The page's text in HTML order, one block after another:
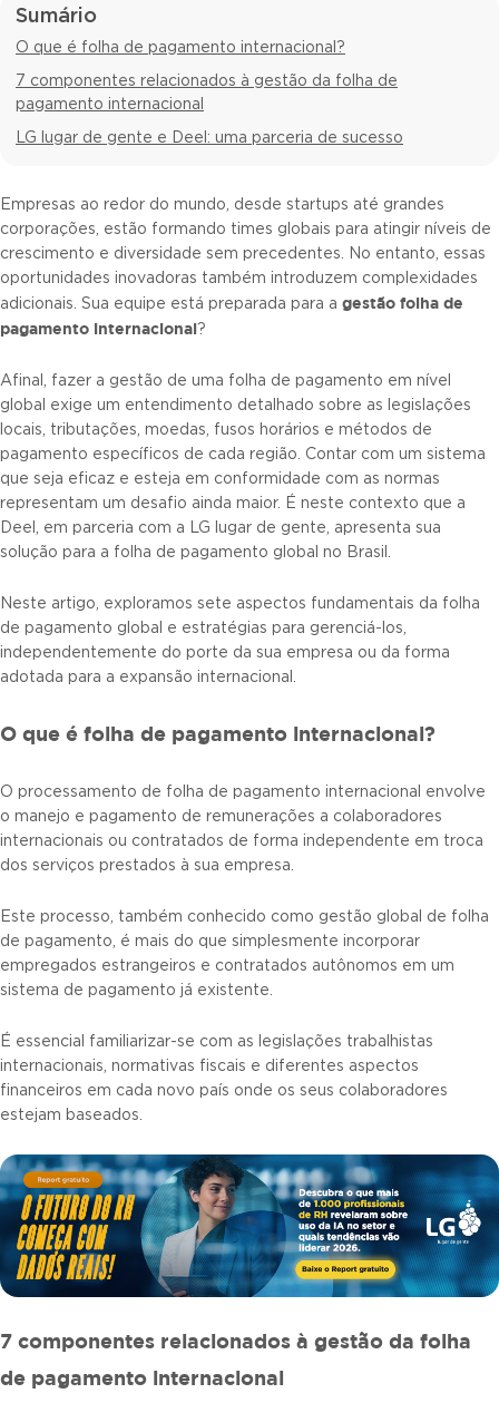
Sumário
O que é folha de pagamento internacional?
7 componentes relacionados à gestão da folha de
pagamento internacional
LG lugar de gente e Deel: uma parceria de sucesso
Empresas ao redor do mundo, desde startups até grandes
corporações, estão formando times globais para atingir níveis de
crescimento e diversidade sem precedentes. No entanto, essas
oportunidades inovadoras também introduzem complexidades
adicionais. Sua equipe está preparada para a gestão folha de
pagamento internacional?
Afinal, fazer a gestão de uma folha de pagamento em nível
global exige um entendimento detalhado sobre as legislações
locais, tributações, moedas, fusos horários e métodos de
pagamento específicos de cada região. Contar com um sistema
que seja eficaz e esteja em conformidade com as normas
representam um desafio ainda maior. É neste contexto que a
Deel, em parceria com a LG lugar de gente, apresenta sua
solução para a folha de pagamento global no Brasil.
Neste artigo, exploramos sete aspectos fundamentais da folha
de pagamento global e estratégias para gerenciá-los,
independentemente do porte da sua empresa ou da forma
adotada para a expansão internacional.
O que é folha de pagamento internacional?
O processamento de folha de pagamento internacional envolve
o manejo e pagamento de remunerações a colaboradores
internacionais ou contratados de forma independente em troca
dos serviços prestados à sua empresa.
Este processo, também conhecido como gestão global de folha
de pagamento, é mais do que simplesmente incorporar
empregados estrangeiros e contratados autônomos em um
sistema de pagamento já existente.
É essencial familiarizar-se com as legislações trabalhistas
internacionais, normativas fiscais e diferentes aspectos
financeiros em cada novo país onde os seus colaboradores
estejam baseados.
7 componentes relacionados à gestão da folha
de pagamento internacional